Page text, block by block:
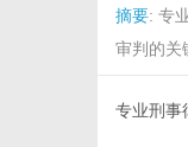
摘要: 专
审判的关
专业刑事